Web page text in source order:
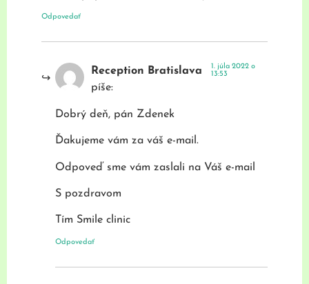
Odpovedať
Reception Bratislava
píše:
1. júla 2022 o
13:53
Dobrý deň, pán Zdenek
Ďakujeme vám za váš e-mail.
Odpoveď sme vám zaslali na Váš e-mail
S pozdravom
Tím Smile clinic
Odpovedať